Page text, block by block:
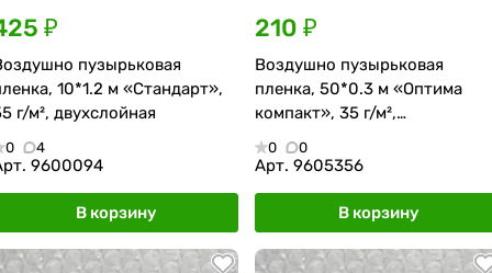
₽
пузырьковая
10*1.2 м «Стандарт»,
г/м², двухслойная
0 4
9600094
В корзину
210 ₽
Воздушно пузырьковая
пленка, 50*0.3 м «Оптима
компакт», 35 г/м²,
двухслойная
0 0
Арт. 9605356
В корзину